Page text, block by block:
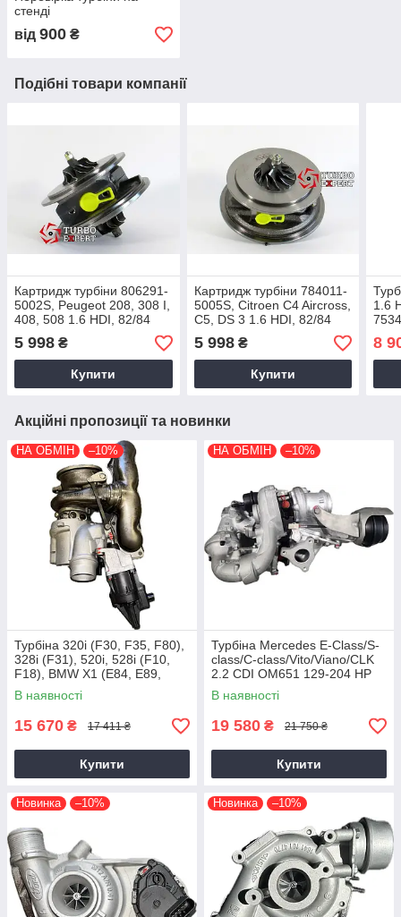
стенді
від 900 ₴
Подібні товари компанії
Картридж турбіни 806291-
5002S, Peugeot 208, 308 I,
408, 508 1.6 HDI, 82/84
Kw, DV6C/TED4, 0375P8,
2007+
5 998 ₴
Купити
Картридж турбіни 784011-
5005S, Citroen C4 Aircross,
C5, DS 3 1.6 HDI, 82/84
Kw, DV6C/TED4, 0375P7,
2009+
5 998₴
Купити
1.6
8
Акційні пропозиції та новинки
НА ОБМІН –10%
Турбіна 320i (F30, F35, F80),
328i (F31), 520i, 528i (F10,
F18), BMW X1 (E84, E89,
F25) N20B20, 2011+, 2.0 L
В наявності
15 670 ₴ 17 411 ₴
Купити
НА ОБМІН –10%
Турбіна Mercedes E-Class/S-
class/C-class/Vito/Viano/CLK
2.2 CDI OM651 129-204 HP
В наявності
19 580 ₴ 21 750 ₴
Купити
Новинка –10% Новинка –10%